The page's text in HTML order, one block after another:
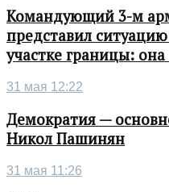
Командующий 3-м
представил
участке границы:
31 мая 12:22
Демократия —
Никол Пашинян
31 мая 11:26